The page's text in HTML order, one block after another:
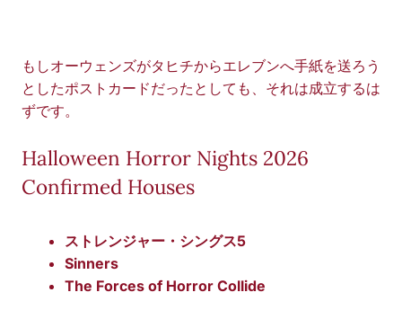
もしオーウェンズがタヒチからエレブンへ手紙を送ろう
としたポストカードだったとしても、それは成立するは
ずです。
Halloween Horror Nights 2026
Confirmed Houses
ストレンジャー・シングス5
Sinners
The Forces of Horror Collide